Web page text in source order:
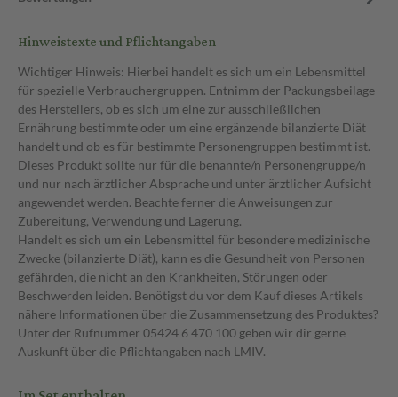
Hinweistexte und Pflichtangaben
Wichtiger Hinweis: Hierbei handelt es sich um ein Lebensmittel
für spezielle Verbrauchergruppen. Entnimm der Packungsbeilage
des Herstellers, ob es sich um eine zur ausschließlichen
Ernährung bestimmte oder um eine ergänzende bilanzierte Diät
handelt und ob es für bestimmte Personengruppen bestimmt ist.
Dieses Produkt sollte nur für die benannte/n Personengruppe/n
und nur nach ärztlicher Absprache und unter ärztlicher Aufsicht
angewendet werden. Beachte ferner die Anweisungen zur
Zubereitung, Verwendung und Lagerung.
Handelt es sich um ein Lebensmittel für besondere medizinische
Zwecke (bilanzierte Diät), kann es die Gesundheit von Personen
gefährden, die nicht an den Krankheiten, Störungen oder
Beschwerden leiden. Benötigst du vor dem Kauf dieses Artikels
nähere Informationen über die Zusammensetzung des Produktes?
Unter der Rufnummer 05424 6 470 100 geben wir dir gerne
Auskunft über die Pflichtangaben nach LMIV.